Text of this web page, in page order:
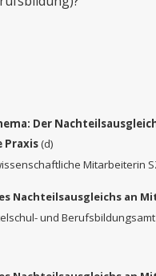
Der
Praxis(d)
Mitarbeiterin
Nachteilsausgleichs an
und